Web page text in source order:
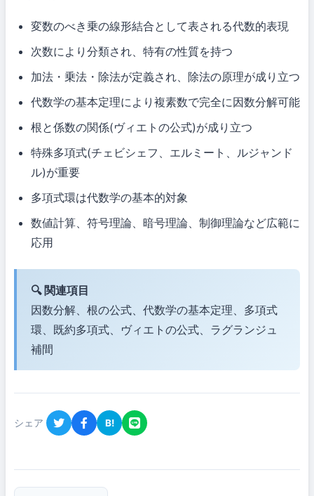
変数のべき乗の線形結合として表される代数的表現
次数により分類され、特有の性質を持つ
加法・乗法・除法が定義され、除法の原理が成り立つ
代数学の基本定理により複素数で完全に因数分解可能
根と係数の関係(ヴィエトの公式)が成り立つ
特殊多項式(チェビシェフ、エルミート、ルジャンド
ル)が重要
多項式環は代数学の基本的対象
数値計算、符号理論、暗号理論、制御理論など広範に
応用
🔍 関連項目
因数分解、根の公式、代数学の基本定理、多項式
環、既約多項式、ヴィエトの公式、ラグランジュ
補間
シェア B!